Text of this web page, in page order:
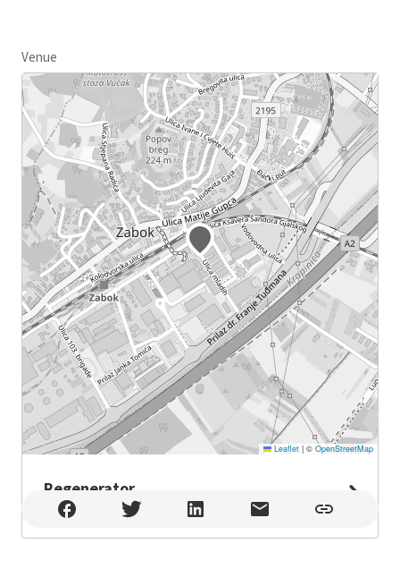
Venue
Leaflet |© OpenStreetMap
Regenerator
Regenerator , Zabok